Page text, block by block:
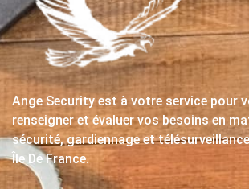
Ange Security est à votre service pour
renseigner et évaluer vos besoins en
sécurité, gardiennage et
Île De France.